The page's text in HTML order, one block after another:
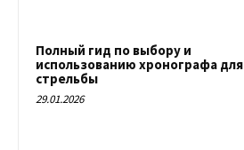
Полный гид по выбору и
использованию хронографа для
стрельбы
29.01.2026